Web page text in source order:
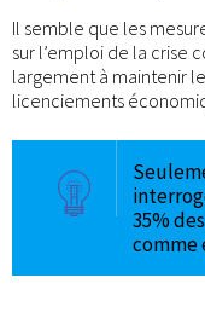
Il semble que les
sur l’emploi de la crise
largement à maintenir
licenciements
35%
comme